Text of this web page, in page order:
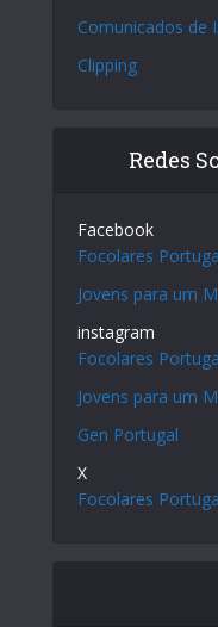
Comunicados de
Clipping
Redes
Facebook
Focolares
Jovens para um
instagram
Focolares
Jovens para um
Gen Portugal
X
Focolares